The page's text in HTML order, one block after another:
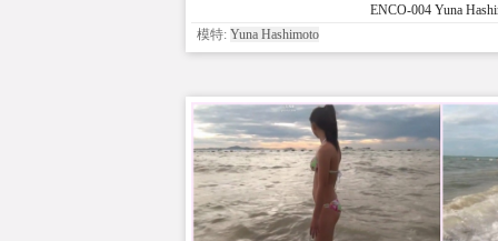
ENCO-004 Yuna
模特: Yuna Hashimoto